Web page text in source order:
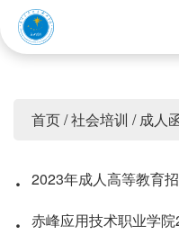
首页/社会培训 /成人
· 2023年成人高等教育
· 赤峰应用技术职业学